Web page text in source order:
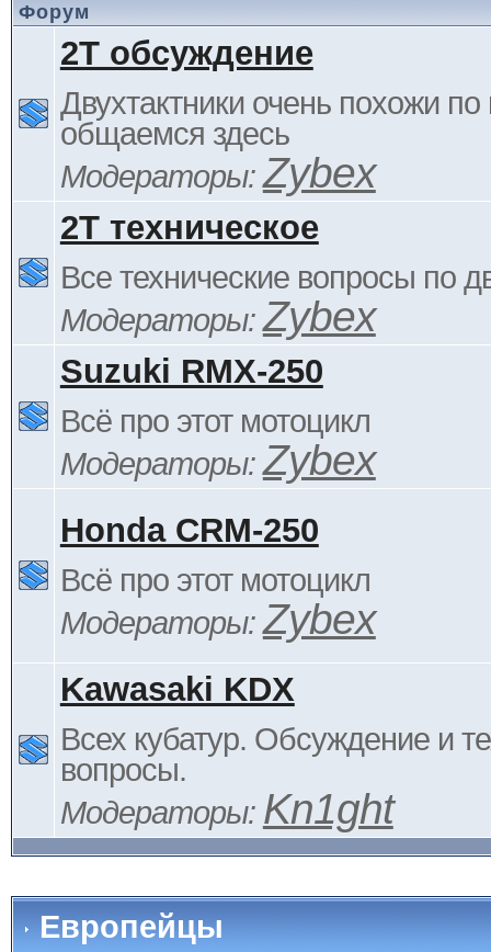
Форум
2Т обсуждение
Двухтактники очень похожи по
общаемся здесь
Модераторы:Zybex
2Т техническое
Все технические вопросы по
Модераторы:Zybex
Suzuki RMX-250
Всё про этот мотоцикл
Модераторы:Zybex
Honda CRM-250
Всё про этот мотоцикл
Модераторы:Zybex
Kawasaki KDX
Всех кубатур. Обсуждение и
вопросы.
Модераторы: Kn1ght
Европейцы